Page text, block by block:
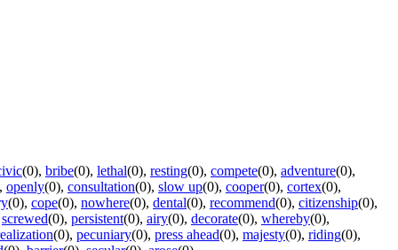
(0), bribe(0), lethal(0), resting(0), compete(0), adventure(0),
, openly(0), consultation(0), slow up(0), cooper(0), cortex(0),
(0), cope(0), nowhere(0), dental(0), recommend(0), citizenship(0),
screwed(0), persistent(0), airy(0), decorate(0), whereby(0),
(0), pecuniary(0), press ahead(0), majesty(0), riding(0),